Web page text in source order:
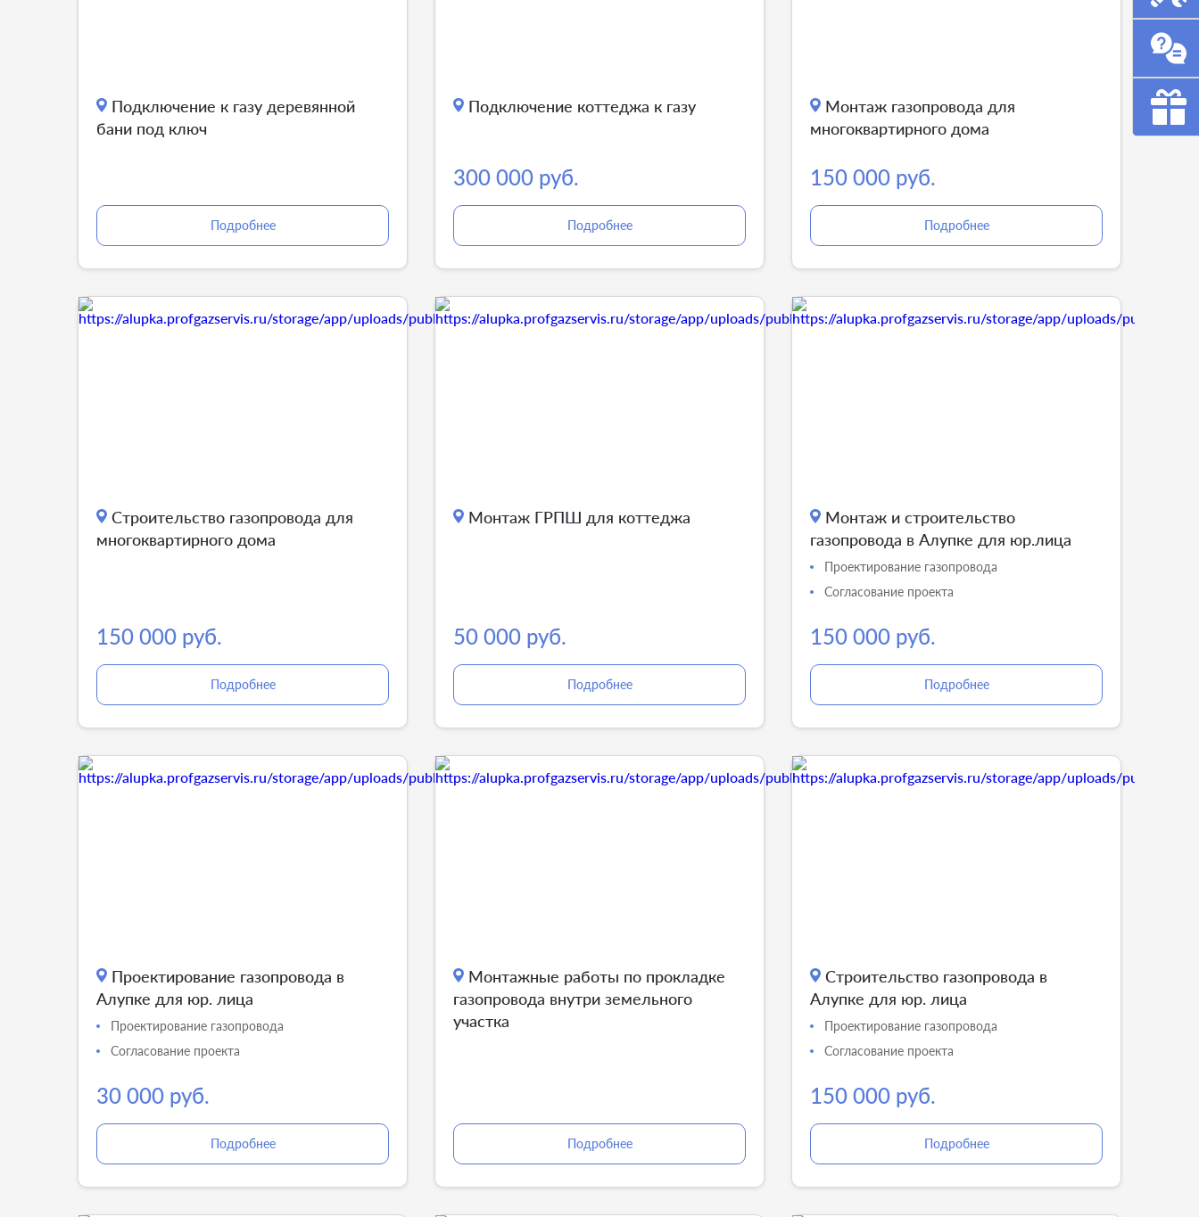
Подключение к газу деревянной
бани под ключ
Подробнее
Подключение коттеджа к газу
300 000 руб.
Подробнее
Монтаж газопровода для
многоквартирного дома
150 000 руб.
Подробнее
Строительство газопровода для
многоквартирного дома
150 000 руб.
Подробнее
Монтаж ГРПШ для коттеджа
50 000 руб.
Подробнее
Монтаж и строительство
газопровода в Алупке для юр.лица
Проектирование газопровода
Согласование проекта
150 000 руб.
Подробнее
Проектирование газопровода в
Алупке для юр. лица
Проектирование газопровода
Согласование проекта
30 000 руб.
Подробнее
Монтажные работы по прокладке
газопровода внутри земельного
участка
Подробнее
Строительство газопровода в
Алупке для юр. лица
Проектирование газопровода
Согласование проекта
150 000 руб.
Подробнее